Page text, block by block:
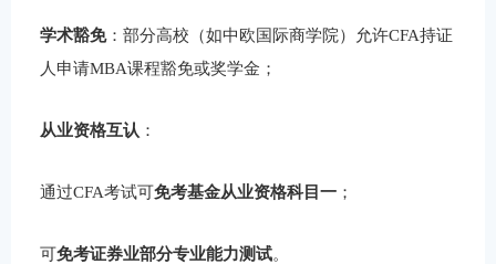
学术豁免：部分高校（如中欧国际商学院）允许CFA持证
人申请MBA课程豁免或奖学金；
从业资格互认 ：
通过CFA考试可免考基金从业资格科目一 ；
可免考证券业部分专业能力测试。